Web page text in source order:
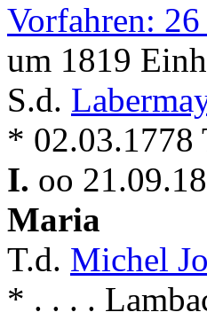
Vorfahren:
um 1819
S.d.
* 02.03.1778
I. oo
Maria
T.d. Michel
* . . . .